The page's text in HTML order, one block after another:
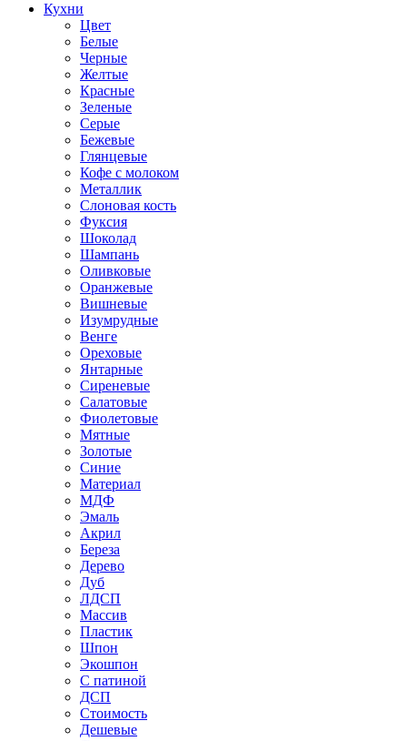
Кухни
Цвет
Белые
Черные
Желтые
Красные
Зеленые
Серые
Бежевые
Глянцевые
Кофе с молоком
Металлик
Слоновая кость
Фуксия
Шоколад
Шампань
Оливковые
Оранжевые
Вишневые
Изумрудные
Венге
Ореховые
Янтарные
Сиреневые
Салатовые
Фиолетовые
Мятные
Золотые
Синие
Материал
МДФ
Эмаль
Акрил
Береза
Дерево
Дуб
ЛДСП
Массив
Пластик
Шпон
Экошпон
С патиной
ДСП
Стоимость
Дешевые